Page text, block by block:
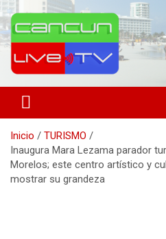
Saltar
al
contenido
Cancún Live Tv
Inicio
TURISMO
Inaugura Mara Lezama parador
Morelos; este centro artístico y
mostrar su grandeza